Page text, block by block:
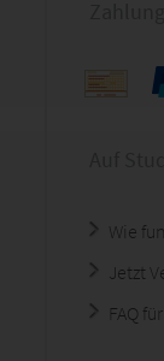
Wie
Jetzt
FAQ